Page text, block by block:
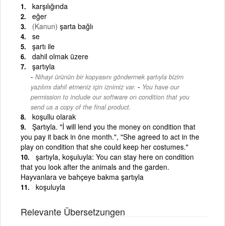
karşılığında
eğer
(Kanun) şarta bağlı
se
şartı ile
dahil olmak üzere
şartıyla
Nihayi ürünün bir kopyasını göndermek şartıyla bizim
yazılımı dahil etmeniz için iznimiz var. - You have our
permission to include our software on condition that you
send us a copy of the final product.
koşullu olarak
Şartıyla. "İ will lend you the money on condition that
you pay it back in öne month.", "She agreed to act in the
play on condition that she could keep her costumes."
şartıyla, koşuluyla: You can stay here on condition
that you look after the animals and the garden.
Hayvanlara ve bahçeye bakma şartıyla
koşuluyla
Relevante Übersetzungen